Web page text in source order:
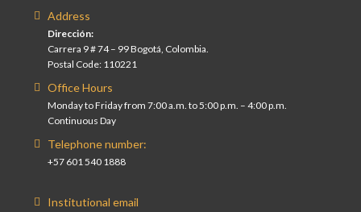
Address
Dirección:
Carrera 9 # 74 – 99 Bogotá, Colombia.
Postal Code: 110221
Office Hours
Monday to Friday from 7:00 a.m. to 5:00 p.m. – 4:00 p.m.
Continuous Day
Telephone number:
+57 601 540 1888
Institutional email